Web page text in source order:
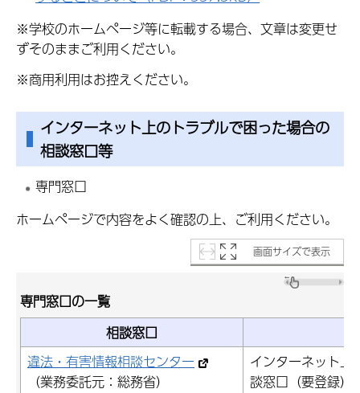
※学校のホームページ等に転載する場合、文章は変更せ
ずそのままご利用ください。
※商用利用はお控えください。
インターネット上のトラブルで困った場合の
相談窓口等
専門窓口
ホームページで内容をよく確認の上、ご利用ください。
画面サイズで表示
専門窓口の一覧
相談窓口
違法・有害情報相談センター
（業務委託元：総務省）
インターネット上
談窓口（要登録）